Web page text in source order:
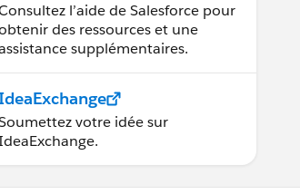
l’aide de Salesforce pour
des ressources et une
supplémentaires.
votre idée sur